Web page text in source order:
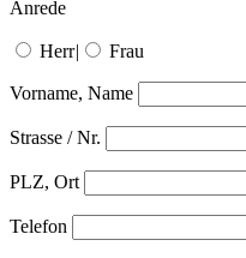
Anrede
Herr| Frau
Vorname, Name
Strasse / Nr.
PLZ, Ort
Telefon